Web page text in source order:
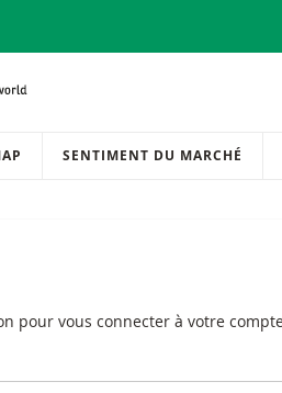
SENTIMENT DU MARCHÉ
pour vous connecter à votre